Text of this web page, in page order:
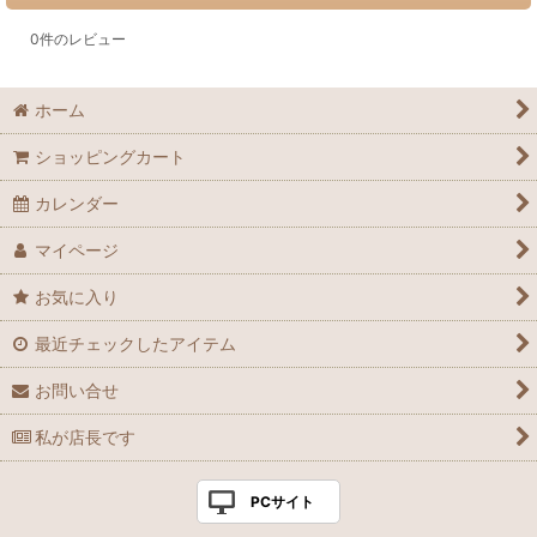
0件のレビュー
ホーム
ショッピングカート
カレンダー
マイページ
お気に入り
最近チェックしたアイテム
お問い合せ
私が店長です
PCサイト